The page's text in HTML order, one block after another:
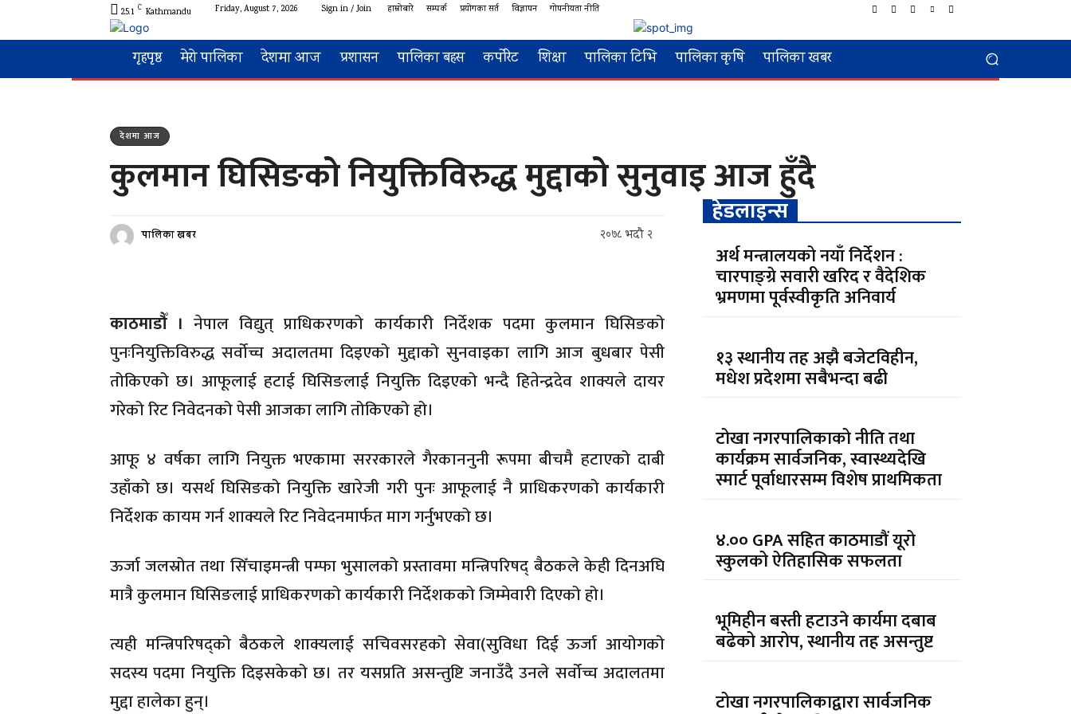
25.1 C Kathmandu Friday, August 7, 2026 Sign in / Join हाम्रोबारे सम्पर्क प्रयोगका सर्त विज्ञापन गोपनीयता नीति
गृहपृष्ठ मेरो पालिका देशमा आज प्रशासन पालिका बहस कर्पोरेट शिक्षा पालिका टिभि पालिका कृषि पालिका खबर
देशमा आज
कुलमान घिसिङको नियुक्तिविरुद्ध मुद्दाको सुनुवाइ आज हुँदै
पालिका खबर २०७८ भदौ २
काठमाडौँ । नेपाल विद्युत् प्राधिकरणको कार्यकारी निर्देशक पदमा कुलमान घिसिङको
पुनःनियुक्तिविरुद्ध सर्वोच्च अदालतमा दिइएको मुद्दाको सुनवाइका लागि आज बुधबार पेसी
तोकिएको छ। आफूलाई हटाई घिसिङलाई नियुक्ति दिइएको भन्दै हितेन्द्रदेव शाक्यले दायर
गरेको रिट निवेदनको पेसी आजका लागि तोकिएको हो।
आफू ४ वर्षका लागि नियुक्त भएकामा सररकारले गैरकाननुनी रूपमा बीचमै हटाएको दाबी
उहाँको छ। यसर्थ घिसिङको नियुक्ति खारेजी गरी पुनः आफूलाई नै प्राधिकरणको कार्यकारी
निर्देशक कायम गर्न शाक्यले रिट निवेदनमार्फत माग गर्नुभएको छ।
ऊर्जा जलस्रोत तथा सिँचाइमन्त्री पम्फा भुसालको प्रस्तावमा मन्त्रिपरिषद् बैठकले केही दिनअघि
मात्रै कुलमान घिसिङलाई प्राधिकरणको कार्यकारी निर्देशकको जिम्मेवारी दिएको हो।
त्यही मन्त्रिपरिषद्को बैठकले शाक्यलाई सचिवसरहको सेवा(सुविधा दिई ऊर्जा आयोगको
सदस्य पदमा नियुक्ति दिइसकेको छ। तर यसप्रति असन्तुष्टि जनाउँदै उनले सर्वोच्च अदालतमा
मुद्दा हालेका हुन्।
हेडलाइन्स
अर्थ मन्त्रालयको नयाँ निर्देशन :
चारपाङ्ग्रे सवारी खरिद र वैदेशिक
भ्रमणमा पूर्वस्वीकृति अनिवार्य
१३ स्थानीय तह अझै बजेटविहीन,
मधेश प्रदेशमा सबैभन्दा बढी
टोखा नगरपालिकाको नीति तथा
कार्यक्रम सार्वजनिक, स्वास्थ्यदेखि
स्मार्ट पूर्वाधारसम्म विशेष प्राथमिकता
४.०० GPA सहित काठमाडौं यूरो
स्कुलको ऐतिहासिक सफलता
भूमिहीन बस्ती हटाउने कार्यमा दबाब
बढेको आरोप, स्थानीय तह असन्तुष्ट
टोखा नगरपालिकाद्वारा सार्वजनिक